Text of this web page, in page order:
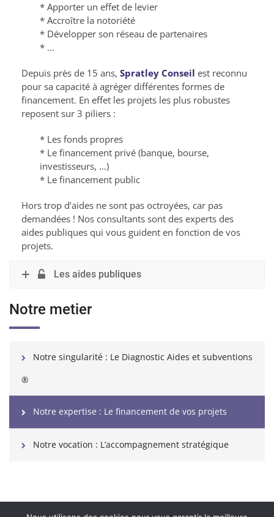
* Apporter un effet de levier
* Accroître la notoriété
* Développer son réseau de partenaires
* …
Depuis près de 15 ans, Spratley Conseil est reconnu
pour sa capacité à agréger différentes formes de
financement. En effet les projets les plus robustes
reposent sur 3 piliers :
* Les fonds propres
* Le financement privé (banque, bourse,
investisseurs, …)
* Le financement public
Hors trop d’aides ne sont pas octroyées, car pas
demandées ! Nos consultants sont des experts des
aides publiques qui vous guident en fonction de vos
projets.
Les aides publiques
Notre metier
Notre singularité : Le Diagnostic Aides et subventions
®
Notre expertise : Le financement de vos projets
Notre vocation : L’accompagnement stratégique